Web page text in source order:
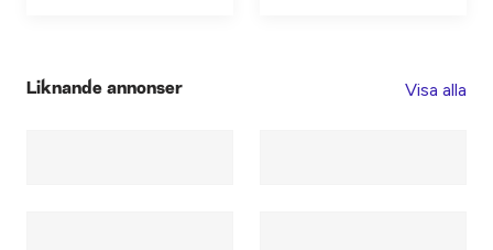
Liknande annonser Visa alla